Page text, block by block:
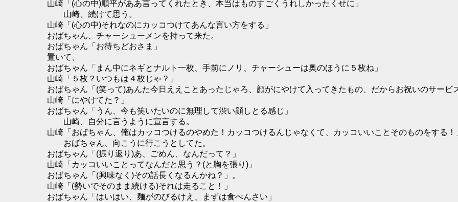
山崎「(心の中)順平がああ言ってくれたとき、本当はものすごくうれしかったくせに」
山崎、続けて思う。
山崎「(心の中)それなのにカッコつけてあんな言い方をする」
おばちゃん、チャーシューメンを持って来た。
おばちゃん「お待ちどおさま」
置いて、
おばちゃん「まん中にネギとナルト一枚、手前にノリ、チャーシューは奥のほうに５枚ね」
山崎「５枚？いつもは４枚じゃ？」
おばちゃん「(笑って)あんた今日ええことあったじゃろ、顔がにやけて入ってきたもの、だからお祝いのサービ
山崎「にやけてた？」
おばちゃん「うん、今も笑いたいのに無理して渋い顔しとる感じ」
山崎、自分に言うように宣言する。
山崎「おばちゃん、俺はカッコつけるのやめた！カッコつけるんじゃなくて、カッコいいことそのものをする！
おばちゃん、向こうに行こうとしてた。
おばちゃん「(振り返り)あ、ごめん、なんだって？」
山崎「カッコいいことってなんだと思う？(と胸を張り)」
おばちゃん「(興味なく)その話長くなるんかね？」。
山崎「(勢いでそのまま続ける)それは走ること！」
おばちゃん「はいはい、麺がのびるけえ、まずは食べんさい」